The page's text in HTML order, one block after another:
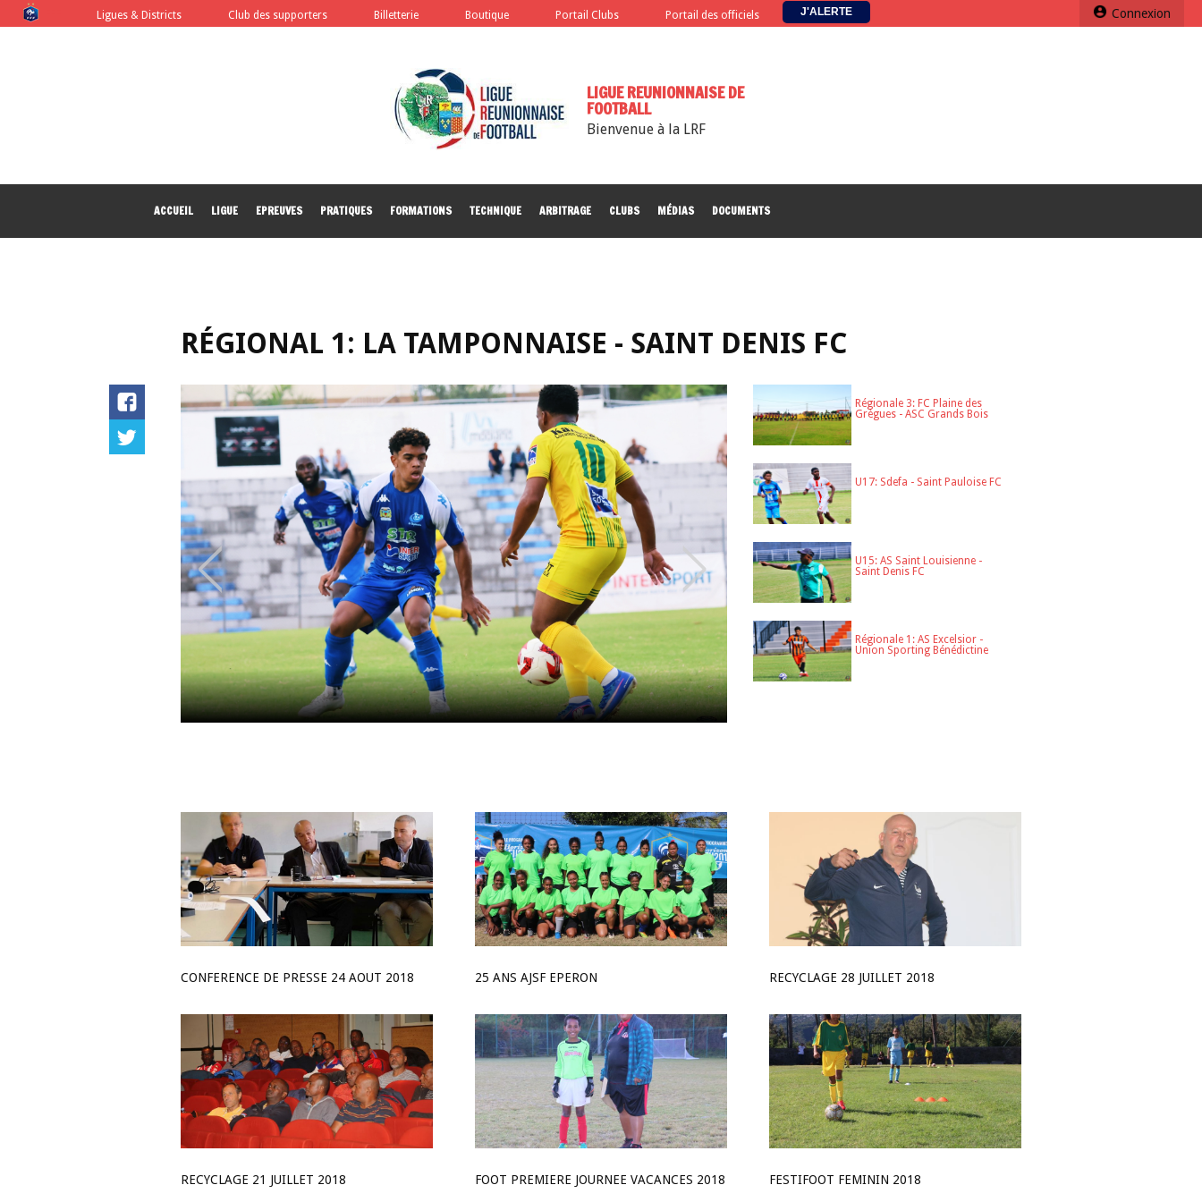
Ligues & Districts Club des supporters Billetterie Boutique Portail Clubs Portail des officiels J'ALERTE Connexion
LIGUE REUNIONNAISE DE
FOOTBALL
Bienvenue à la LRF
ACCUEIL LIGUE EPREUVES PRATIQUES FORMATIONS TECHNIQUE ARBITRAGE CLUBS MÉDIAS DOCUMENTS
RÉGIONAL 1: LA TAMPONNAISE - SAINT DENIS FC
Régionale 3: FC Plaine des
Grègues - ASC Grands Bois
U17: Sdefa - Saint Pauloise FC
U15: AS Saint Louisienne -
Saint Denis FC
Régionale 1: AS Excelsior -
Union Sporting Bénédictine
CONFERENCE DE PRESSE 24 AOUT 2018 25 ANS AJSF EPERON RECYCLAGE 28 JUILLET 2018
RECYCLAGE 21 JUILLET 2018 FOOT PREMIERE JOURNEE VACANCES 2018 FESTIFOOT FEMININ 2018